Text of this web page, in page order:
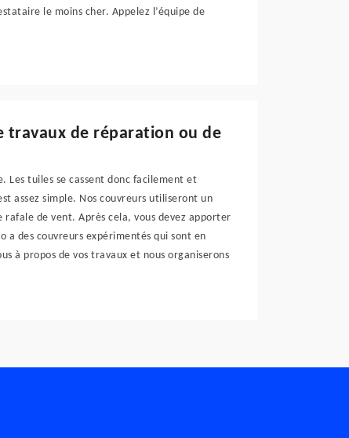
le moins cher. Appelez l’équipe de
travaux de réparation ou de
Les tuiles se cassent donc facilement et
assez simple. Nos couvreurs utiliseront un
rafale de vent. Après cela, vous devez apporter
a des couvreurs expérimentés qui sont en
à propos de vos travaux et nous organiserons